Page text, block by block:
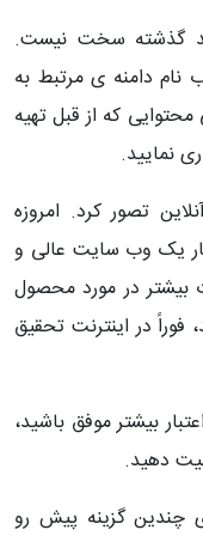
گذشته سخت نیست.
نام دامنه ی مرتبط به
که از قبل تهیه
نمایید.
تصور کرد. امروزه
یک وب سایت عالی و
بیشتر در مورد محصول
در اینترنت تحقیق
بیشتر موفق باشید،
دهید.
گزینه پیش رو